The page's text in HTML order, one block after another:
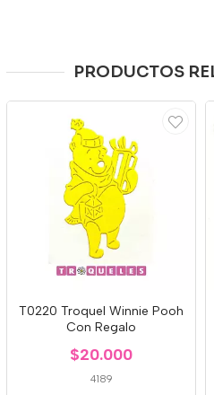
PRODUCTOS
T0220 Troquel Winnie Pooh
Con Regalo
$20.000
4189